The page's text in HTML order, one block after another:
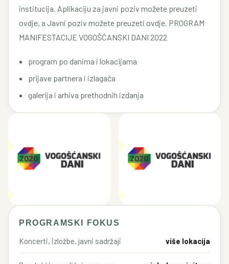
institucija. Aplikaciju za javni poziv možete preuzeti
ovdje, a Javni poziv možete preuzeti ovdje. PROGRAM
MANIFESTACIJE VOGOŠĆANSKI DANI 2022
program po danima i lokacijama
prijave partnera i izlagača
galerija i arhiva prethodnih izdanja
PROGRAMSKI FOKUS
Koncerti, izložbe, javni sadržaji više lokacija